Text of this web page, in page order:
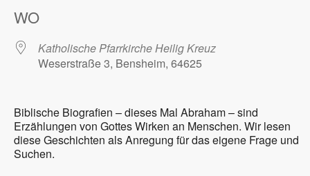
WO
Katholische Pfarrkirche Heilig Kreuz
Weserstraße 3, Bensheim, 64625
Biblische Biografien – dieses Mal Abraham – sind
Erzählungen von Gottes Wirken an Menschen. Wir lesen
diese Geschichten als Anregung für das eigene Frage und
Suchen.